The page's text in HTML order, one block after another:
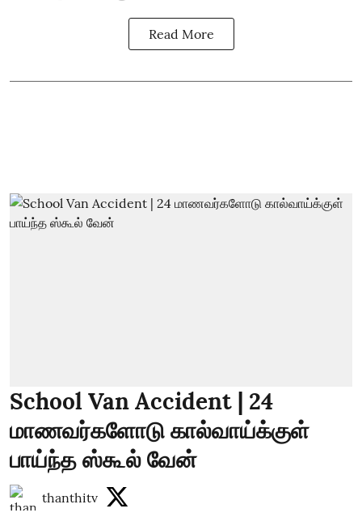
Read More
School Van Accident | 24
மாணவர்களோடு கால்வாய்க்குள்
பாய்ந்த ஸ்கூல் வேன்
thanthitv